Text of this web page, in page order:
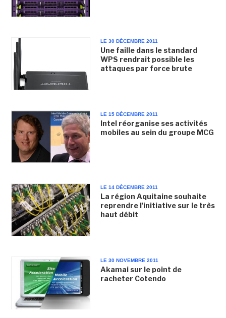
LE 30 DÉCEMBRE 2011
Une faille dans le standard
WPS rendrait possible les
attaques par force brute
LE 15 DÉCEMBRE 2011
Intel réorganise ses activités
mobiles au sein du groupe MCG
LE 14 DÉCEMBRE 2011
La région Aquitaine souhaite
reprendre l'initiative sur le très
haut débit
LE 30 NOVEMBRE 2011
Akamai sur le point de
racheter Cotendo